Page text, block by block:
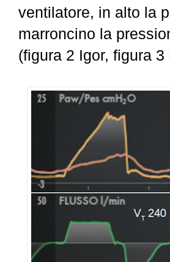
ventilatore, in alto la
marroncino la
(figura 2 Igor, figura 3